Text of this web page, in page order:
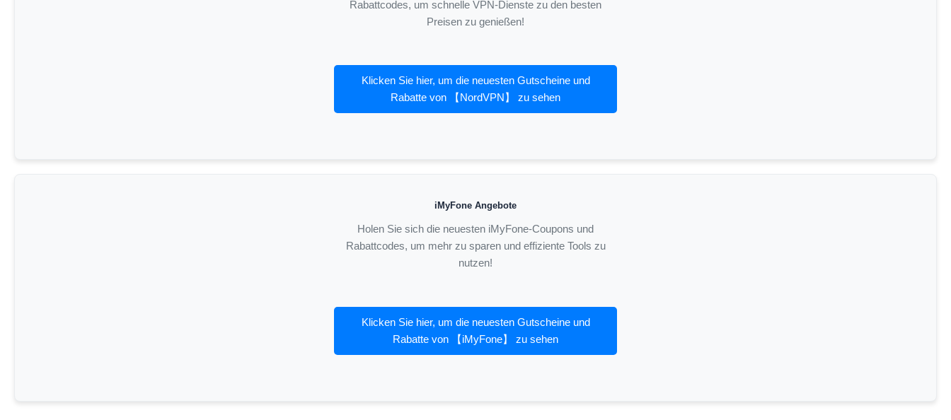
Rabattcodes, um schnelle VPN-Dienste zu den besten
Preisen zu genießen!
Klicken Sie hier, um die neuesten Gutscheine und
Rabatte von 【NordVPN】 zu sehen
iMyFone Angebote
Holen Sie sich die neuesten iMyFone-Coupons und
Rabattcodes, um mehr zu sparen und effiziente Tools zu
nutzen!
Klicken Sie hier, um die neuesten Gutscheine und
Rabatte von 【iMyFone】 zu sehen